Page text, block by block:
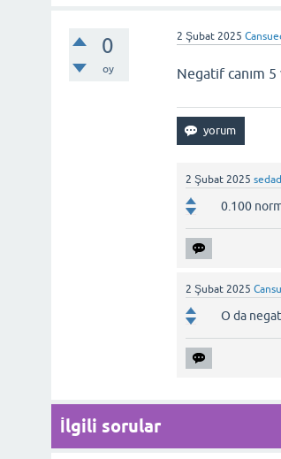
0
oy
2 Şubat 2025
Negatif canım
2 Şubat 2025
0.100
2 Şubat 2025
O da
İlgili sorular